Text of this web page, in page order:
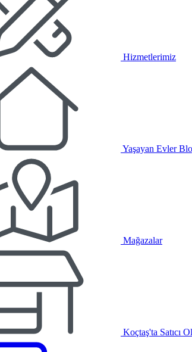
Hizmetlerimiz
Yaşayan Evler
Mağazalar
Koçtaş'ta Satıcı Ol